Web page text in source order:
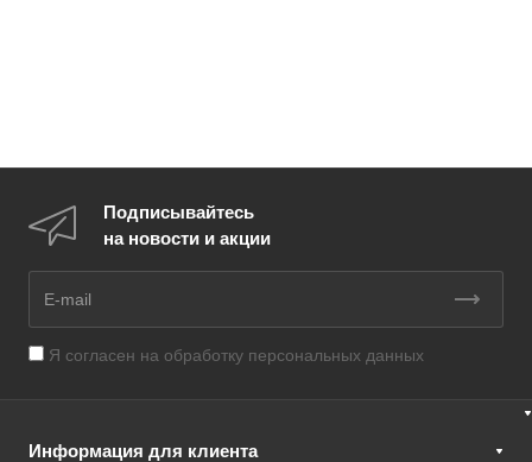
Подписывайтесь
на новости и акции
Я согласен на обработку персональных данных
Информация для клиента